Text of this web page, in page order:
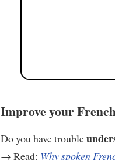
Improve your
Do you have trouble
→ Read: Why spoken